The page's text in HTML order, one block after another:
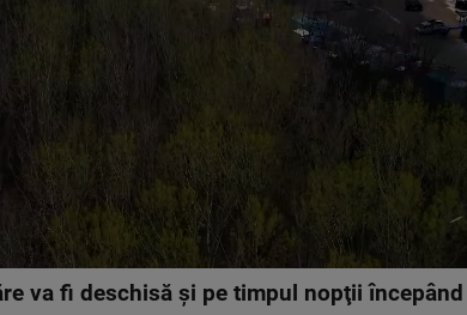
va fi deschisă şi pe timpul nopţii